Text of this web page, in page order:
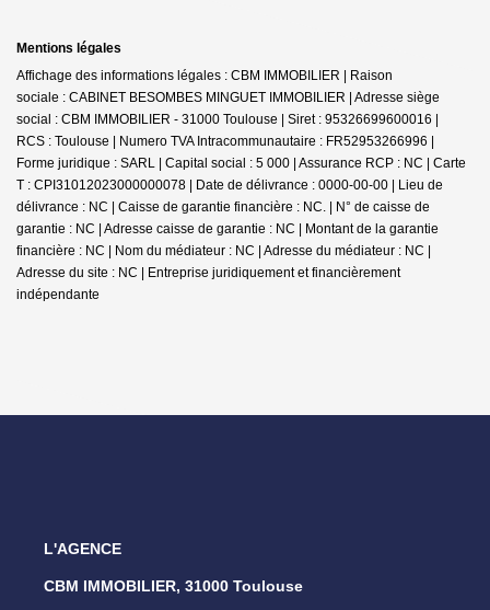
Mentions légales
Affichage des informations légales : CBM IMMOBILIER | Raison
sociale : CABINET BESOMBES MINGUET IMMOBILIER | Adresse siège
social : CBM IMMOBILIER - 31000 Toulouse | Siret : 95326699600016 |
RCS : Toulouse | Numero TVA Intracommunautaire : FR52953266996 |
Forme juridique : SARL | Capital social : 5 000 | Assurance RCP : NC | Carte
T : CPI31012023000000078 | Date de délivrance : 0000-00-00 | Lieu de
délivrance : NC | Caisse de garantie financière : NC. | N° de caisse de
garantie : NC | Adresse caisse de garantie : NC | Montant de la garantie
financière : NC | Nom du médiateur : NC | Adresse du médiateur : NC |
Adresse du site : NC | Entreprise juridiquement et financièrement
indépendante
L'AGENCE
CBM IMMOBILIER, 31000 Toulouse